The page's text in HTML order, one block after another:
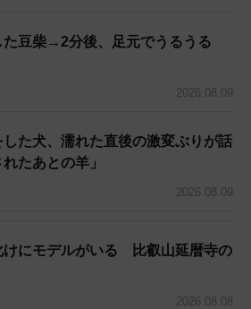
で考えました。 特に、娘が中に
目の可愛さと耐久性は意識してい
として活動しており、その経験を
当してくれました」
ションは？
せときますね...
した。 『ここはお店屋さん！』
た豆柴→2分後、足元でうるうる
2026.08.09
た犬、濡れた直後の激変ぶりが話
たあとの羊」
2026.08.09
けにモデルがいる 比叡山延暦寺の
2026.08.08